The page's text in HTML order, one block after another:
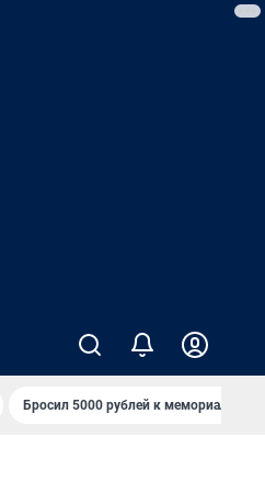
Бросил 5000 рублей к мемориалу